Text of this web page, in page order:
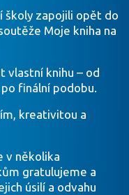
školy zapojili opět do
Moje kniha na
vlastní knihu – od
finální podobu.
kreativitou a
v několika
gratulujeme a
úsilí a odvahu